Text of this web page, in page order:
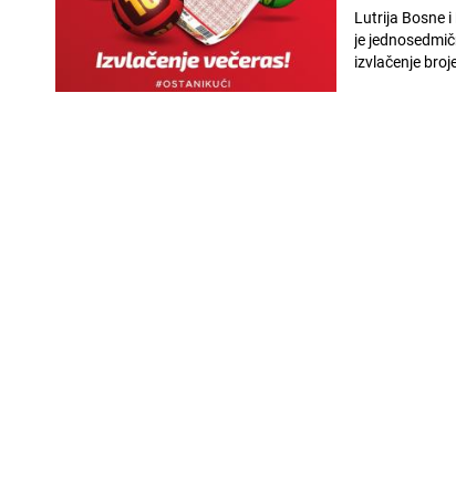
Lutrija Bosne
je
izvlačenje